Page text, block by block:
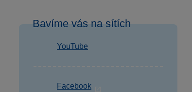
Bavíme vás na sítích
YouTube
Facebook